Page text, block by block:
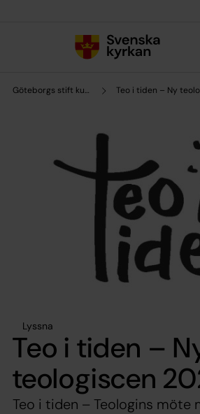
Göteborgs stift kultursamverkan Teo i tiden – Ny
Lyssna
Teo i tiden –
teologiscen
Teo i tiden – Teologins möte